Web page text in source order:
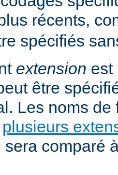
récents,
spécifiés
extension est
être
Les noms de
plusieurs
sera comparé